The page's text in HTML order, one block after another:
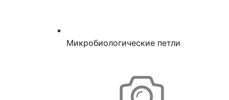
Микробиологические петли